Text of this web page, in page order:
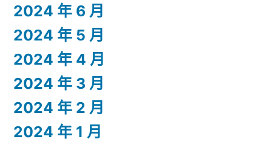
2024 年 6 月
2024 年 5 月
2024 年 4 月
2024 年 3 月
2024 年 2 月
2024 年 1 月